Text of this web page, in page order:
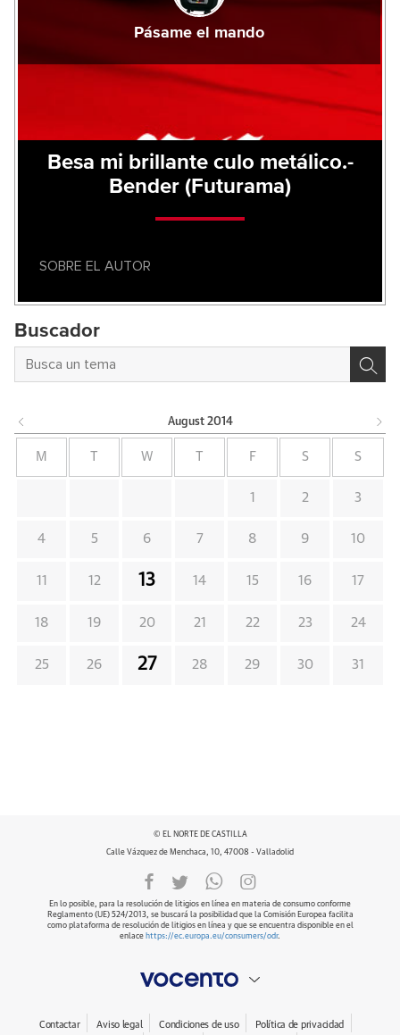
Pásame el mando
Besa mi brillante culo metálico.-
Bender (Futurama)
SOBRE EL AUTOR
Buscador
August 2014
M T W T F S S
1 2 3
4 5 6 7 8 9 10
11 12 13 14 15 16 17
18 19 20 21 22 23 24
25 26 27 28 29 30 31
© EL NORTE DE CASTILLA
Calle Vázquez de Menchaca, 10, 47008 - Valladolid
En lo posible, para la resolución de litigios en línea en materia de consumo conforme
Reglamento (UE) 524/2013, se buscará la posibilidad que la Comisión Europea facilita
como plataforma de resolución de litigios en línea y que se encuentra disponible en el
enlace https://ec.europa.eu/consumers/odr.
Contactar Aviso legal Condiciones de uso Política de privacidad